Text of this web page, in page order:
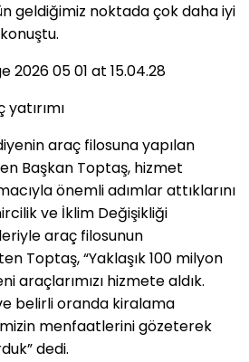
geldiğimiz noktada çok daha iyi
araç filosuna yapılan
Başkan Toptaş, hizmet
önemli adımlar attıklarını
ve İklim Değişikliği
araç filosunun
Toptaş, “Yaklaşık 100 milyon
araçlarımızı hizmete aldık.
belirli oranda kiralama
menfaatlerini gözeterek
dedi.